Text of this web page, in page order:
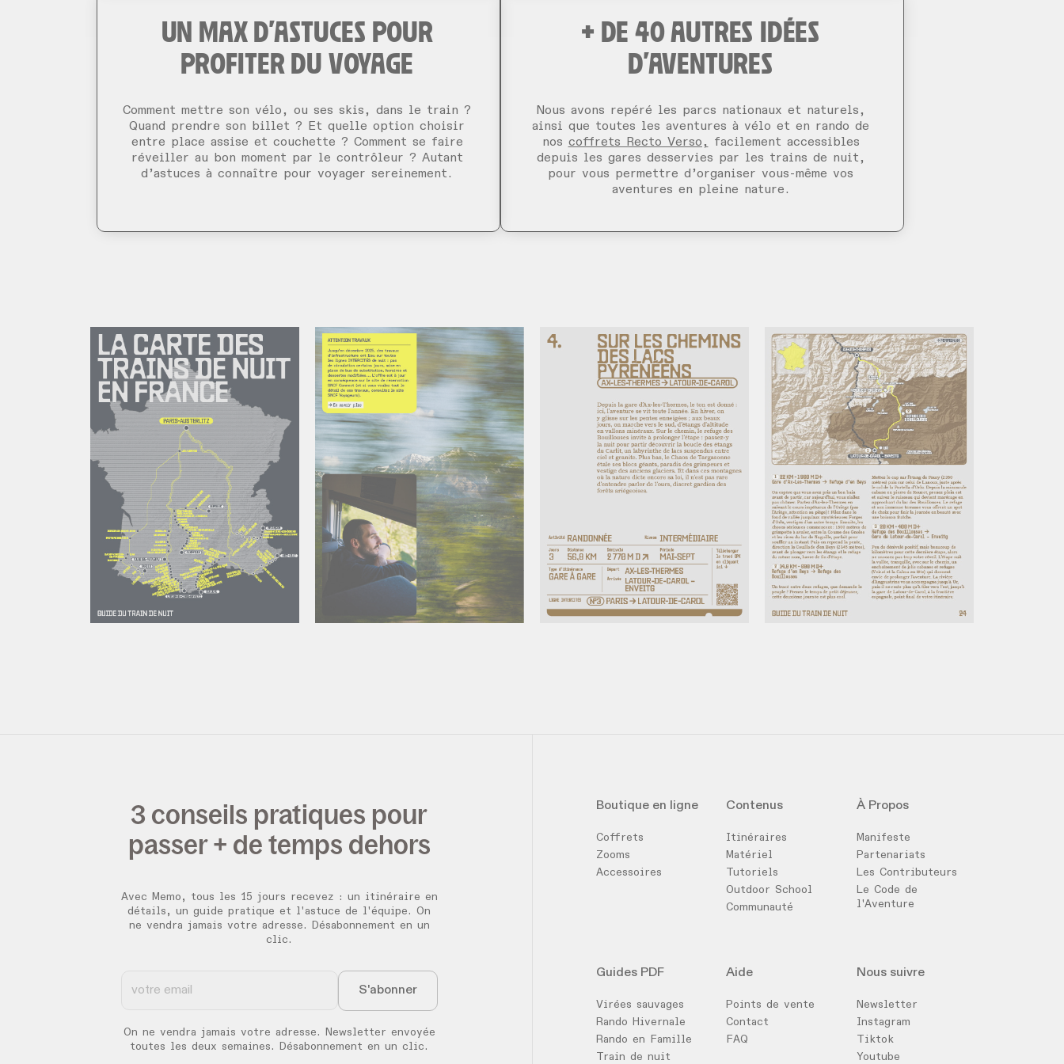
UN MAX D'ASTUCES POUR
PROFITER DU VOYAGE
Comment mettre son vélo, ou ses skis, dans le train ?
Quand prendre son billet ? Et quelle option choisir
entre place assise et couchette ? Comment se faire
réveiller au bon moment par le contrôleur ? Autant
d’astuces à connaître pour voyager sereinement.
+ DE 40 AUTRES IDÉES
D'AVENTURES
Nous avons repéré les parcs nationaux et naturels,
ainsi que toutes les aventures à vélo et en rando de
nos coffrets Recto Verso,
facilement accessibles
depuis les gares desservies par les trains de nuit,
pour vous permettre d’organiser vous-même vos
aventures en pleine nature.
3 conseils pratiques pour
passer + de temps dehors
Avec Memo, tous les 15 jours recevez : un itinéraire en
détails, un guide pratique et l'astuce de l'équipe. On
ne vendra jamais votre adresse. Désabonnement en un
clic.
On ne vendra jamais votre adresse. Newsletter envoyée
toutes les deux semaines. Désabonnement en un clic.
Boutique en ligne
Coffrets
Zooms
Accessoires
Contenus
Itinéraires
Matériel
Tutoriels
Outdoor School
Communauté
À Propos
Manifeste
Partenariats
Les Contributeurs
Le Code de
l'Aventure
Guides PDF
Virées sauvages
Rando Hivernale
Rando en Famille
Train de nuit
Aide
Points de vente
Contact
FAQ
Nous suivre
Newsletter
Instagram
Tiktok
Youtube